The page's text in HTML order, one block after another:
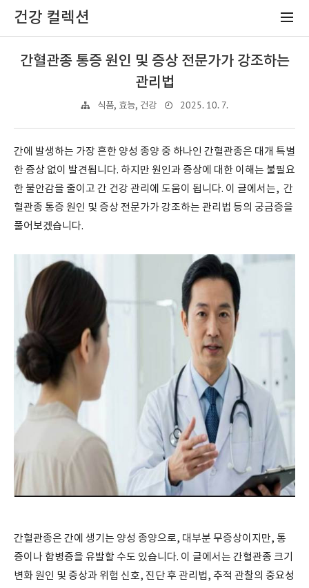
건강 컬렉션
간혈관종 통증 원인 및 증상 전문가가 강조하는
관리법
식품, 효능, 건강 2025. 10. 7.
간에 발생하는 가장 흔한 양성 종양 중 하나인 간혈관종은 대개 특별
한 증상 없이 발견됩니다. 하지만 원인과 증상에 대한 이해는 불필요
한 불안감을 줄이고 간 건강 관리에 도움이 됩니다. 이 글에서는, 간
혈관종 통증 원인 및 증상 전문가가 강조하는 관리법 등의 궁금증을
풀어보겠습니다.
간혈관종은 간에 생기는 양성 종양으로, 대부분 무증상이지만, 통
증이나 합병증을 유발할 수도 있습니다. 이 글에서는 간혈관종 크기
변화 원인 및 증상과 위험 신호, 진단 후 관리법, 추적 관찰의 중요성